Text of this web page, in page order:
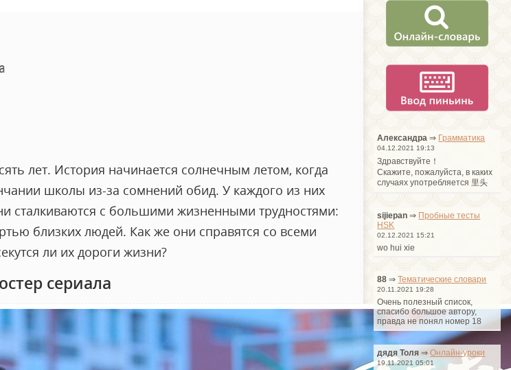
лет. История начинается солнечным летом, когда
школы из-за сомнений обид. У каждого из них
сталкиваются с большими жизненными трудностями:
близких людей. Как же они справятся со всеми
ли их дороги жизни?
сериала
Александра ⇒ Грамматика
04.12.2021 19:13
Здравствуйте！
Cкажите, пожалуйста, в каких
случаях употребляется 里头
sijiepan ⇒ Пробные тесты
HSK
02.12.2021 15:21
wo hui xie
88 ⇒Тематические словари
20.11.2021 19:28
Очень полезный список,
спасибо большое автору,
правда не понял номер 18
дядя Толя ⇒Онлайн-уроки
19.11.2021 05:01